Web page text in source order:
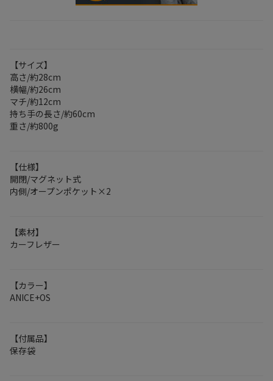
【サイズ】
高さ/約28cm
横幅/約26cm
マチ/約12cm
持ち手の長さ/約60cm
重さ/約800g
【仕様】
開閉/マグネット式
内側/オープンポケット×2
【素材】
カーフレザー
【カラー】
ANICE+OS
【付属品】
保存袋